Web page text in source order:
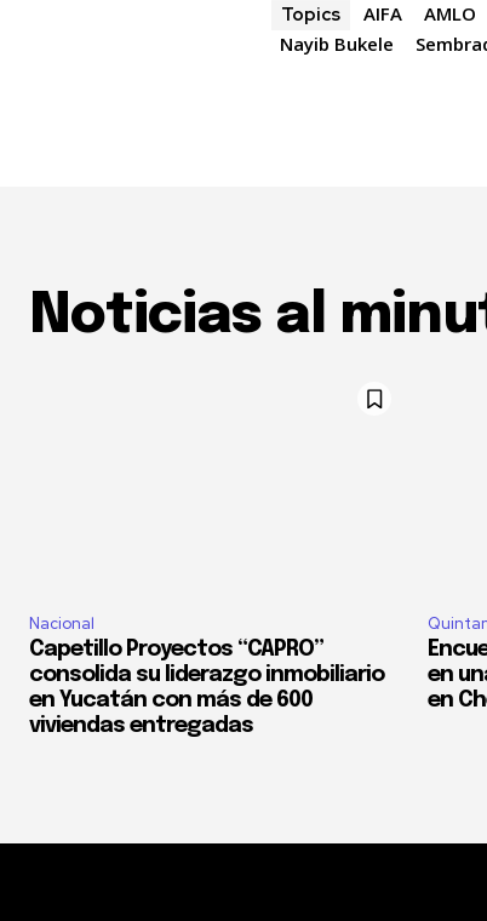
Topics AIFA AMLO
Nayib Bukele
Noticias al
Nacional
Capetillo Proyectos “CAPRO”
consolida su liderazgo inmobiliario
en Yucatán con más de 600
viviendas entregadas
en
en